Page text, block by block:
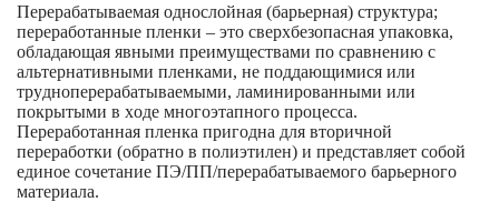
Перерабатываемая однослойная (барьерная) структура;
переработанные пленки – это сверхбезопасная упаковка,
обладающая явными преимуществами по сравнению с
альтернативными пленками, не поддающимися или
трудноперерабатываемыми, ламинированными или
покрытыми в ходе многоэтапного процесса.
Переработанная пленка пригодна для вторичной
переработки (обратно в полиэтилен) и представляет собой
единое сочетание ПЭ/ПП/перерабатываемого барьерного
материала.